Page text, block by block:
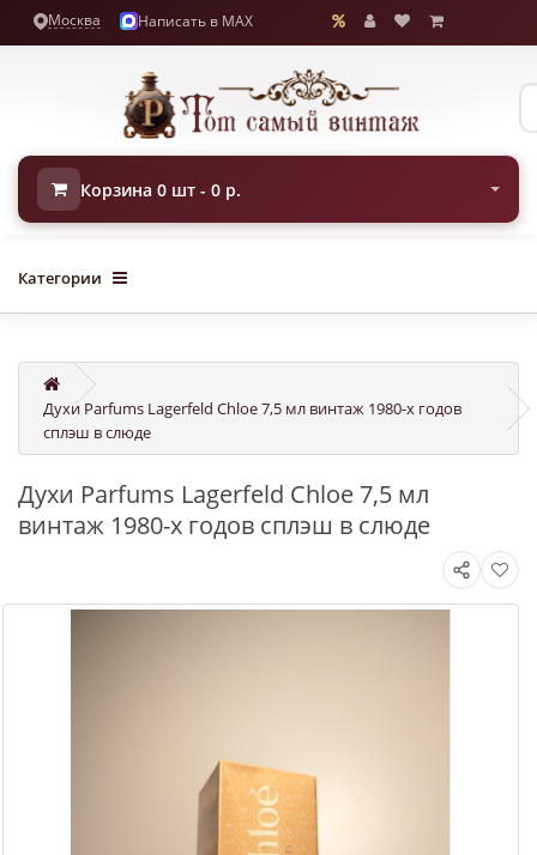
Москва Написать в MAX
Корзина 0 шт - 0 р.
Категории
Духи Parfums Lagerfeld Chloe 7,5 мл винтаж 1980-х годов
сплэш в слюде
Духи Parfums Lagerfeld Chloe 7,5 мл
винтаж 1980-х годов сплэш в слюде